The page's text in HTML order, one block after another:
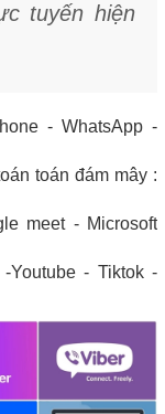
tuyến hiện
- WhatsApp -
toán đám mây :
meet - Microsoft
- Tiktok -